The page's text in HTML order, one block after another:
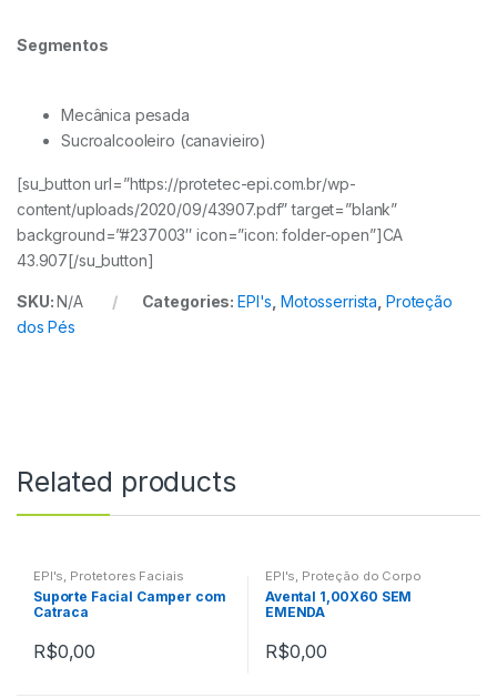
Segmentos
Mecânica pesada
Sucroalcooleiro (canavieiro)
[su_button url=”https://protetec-epi.com.br/wp-
content/uploads/2020/09/43907.pdf” target=”blank”
background=”#237003″ icon=”icon: folder-open”]CA
43.907[/su_button]
SKU:N/A Categories: EPI's Motosserrista Proteção
dos Pés
Related products
EPI's, Protetores Faciais
Suporte Facial Camper com
Catraca
R$0,00
EPI's, Proteção do Corpo
Avental 1,00X60 SEM
EMENDA
R$0,00